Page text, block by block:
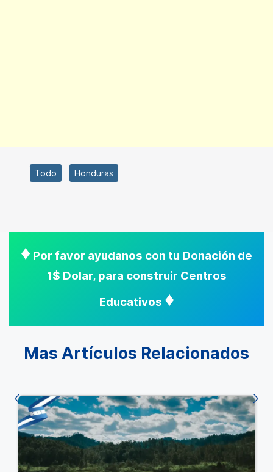
Todo Honduras
♦ Por favor ayudanos con tu Donación de
1$ Dolar, para construir Centros
Educativos ♦
Mas Artículos Relacionados